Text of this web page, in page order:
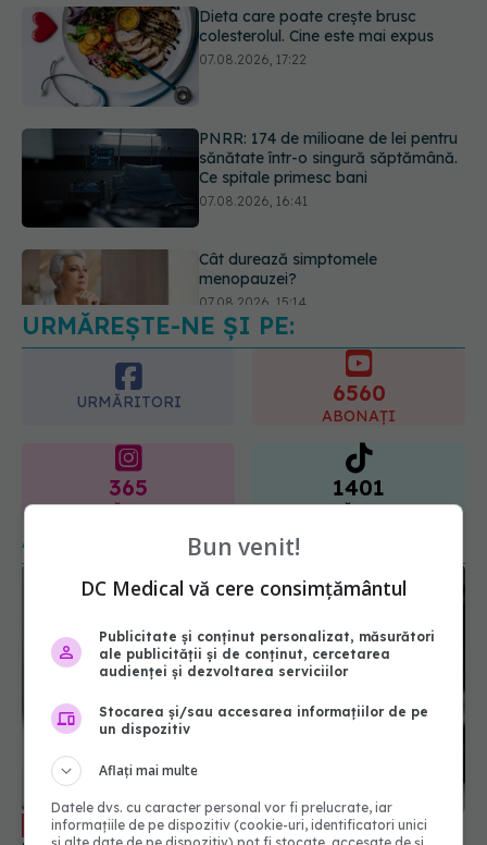
PNRR: 174 de milioane de lei pentru
sănătate într-o singură săptămână.
Ce spitale primesc bani
Cât durează simptomele
menopauzei?
07.08.2026, 15:14
EXCLUSIV Cancerele care pot fi
prevenite. Dr. Sorin Bogdan
(SANADOR): Au metode de
prevenție
07.08.2026, 20:09
URMĂREȘTE-NE ȘI PE:
URMĂRITORI
365 1401
URMĂRITORI
ARTICOLE SIMILARE
relația dintre medic și pacient
06 aug 2026, 14:34
Bun venit!
DC Medical vă cere consimțământul
Publicitate și conținut personalizat, măsurători
ale publicității și de conținut, cercetarea
audienței și dezvoltarea serviciilor
Stocarea și/sau accesarea informațiilor de pe
un dispozitiv
Aflați mai multe
Datele dvs. cu caracter personal vor fi prelucrate, iar
informațiile de pe dispozitiv (cookie-uri, identificatori unici